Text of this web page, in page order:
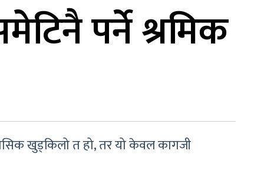
पर्ने श्रमिक
खुड्किलो त हो, तर यो केवल कागजी